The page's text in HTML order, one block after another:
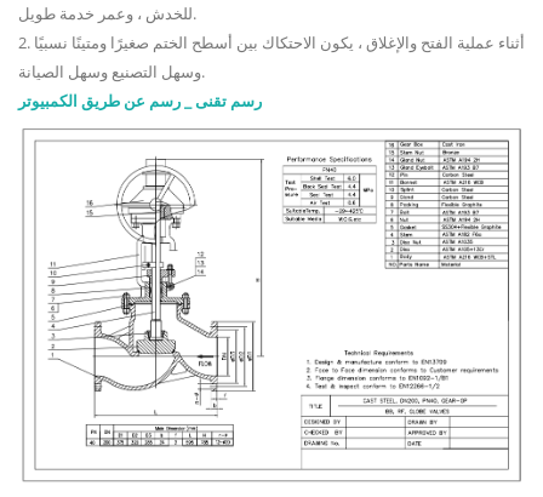
للخدش ، وعمر خدمة طويل.
2. أثناء عملية الفتح والإغلاق ، يكون الاحتكاك بين أسطح الختم صغيرًا ومتينًا نسبيًا
وسهل التصنيع وسهل الصيانة.
رسم تقنى _ رسم عن طريق الكمبيوتر